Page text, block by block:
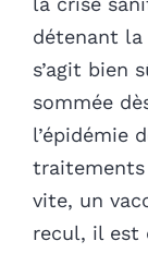
détenant
s’agit bien
sommée
l’épidémie
vite, un
recul, il est